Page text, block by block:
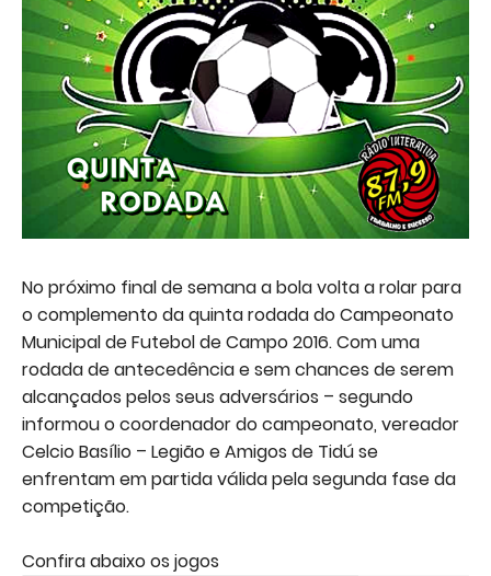
No próximo final de semana a bola volta a rolar para
o complemento da quinta rodada do Campeonato
Municipal de Futebol de Campo 2016. Com uma
rodada de antecedência e sem chances de serem
alcançados pelos seus adversários – segundo
informou o coordenador do campeonato, vereador
Celcio Basílio – Legião e Amigos de Tidú se
enfrentam em partida válida pela segunda fase da
competição.
Confira abaixo os jogos